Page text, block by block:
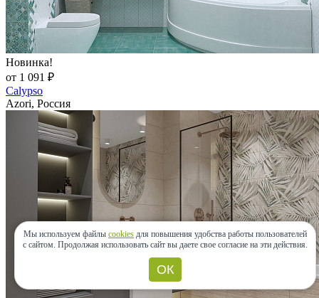
Новинка!
от 1 091 ₽
Calypso
Azori, Россия
Мы используем файлы cookies для повышения удобства работы пользователей
с сайтом. Продолжая использовать сайт вы даете свое согласие на эти действия.
ОК